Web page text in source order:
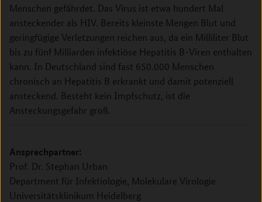
Menschen gefährdet. Das Virus ist etwa hundert Mal
ansteckender als HIV. Bereits kleinste Mengen Blut und
geringfügige Verletzungen reichen aus, da ein Milliliter Blut
bis zu fünf Milliarden infektiöse Hepatitis B-Viren enthalten
kann. In Deutschland sind fast 650.000 Menschen
chronisch an Hepatitis B erkrankt und damit potenziell
ansteckend. Besteht kein Impfschutz, ist die
Ansteckungsgefahr groß.
Ansprechpartner:
Prof. Dr. Stephan Urban
Department für Infektiologie, Molekulare Virologie
Universitätsklinikum Heidelberg